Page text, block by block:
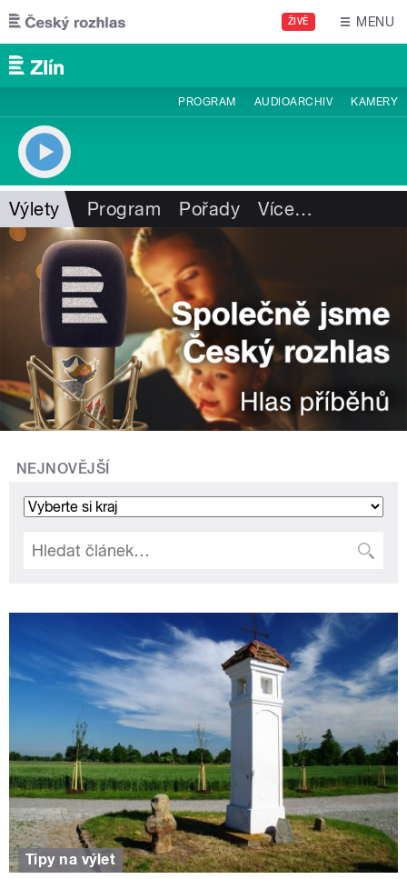
Přejít k hlavnímu obsahu
ŽIVĚ MENU
PROGRAM AUDIOARCHIV KAMERY
Výlety Program Pořady Více…
NEJNOVĚJŠÍ
Tipy na výlet